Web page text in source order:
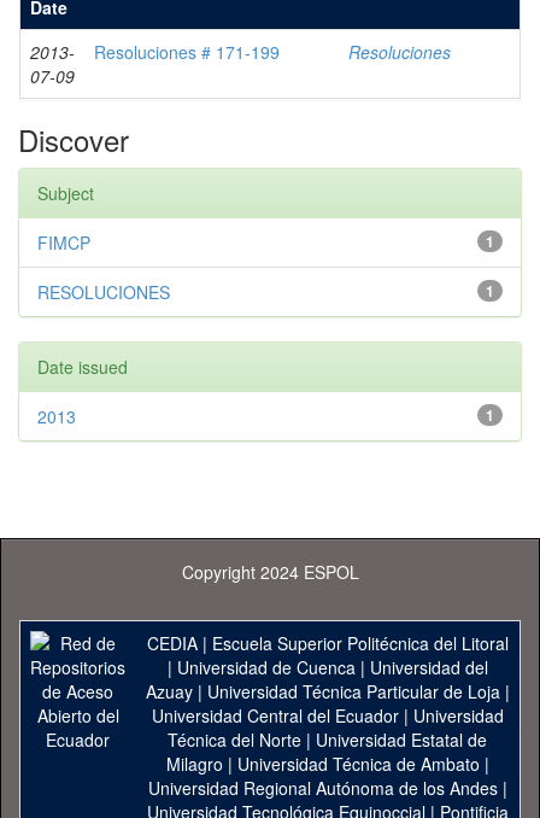
Date
2013-
07-09
Resoluciones # 171-199 Resoluciones
Discover
Subject
1
FIMCP
1
RESOLUCIONES
Date issued
1
2013
Copyright 2024 ESPOL
CEDIA| Escuela Superior Politécnica del Litoral
| Universidad de Cuenca| Universidad del
Azuay| Universidad Técnica Particular de Loja|
Universidad Central del Ecuador| Universidad
Técnica del Norte | Universidad Estatal de
Milagro | Universidad Técnica de Ambato |
Universidad Regional Autónoma de los Andes|
Universidad Tecnológica Equinoccial| Pontificia